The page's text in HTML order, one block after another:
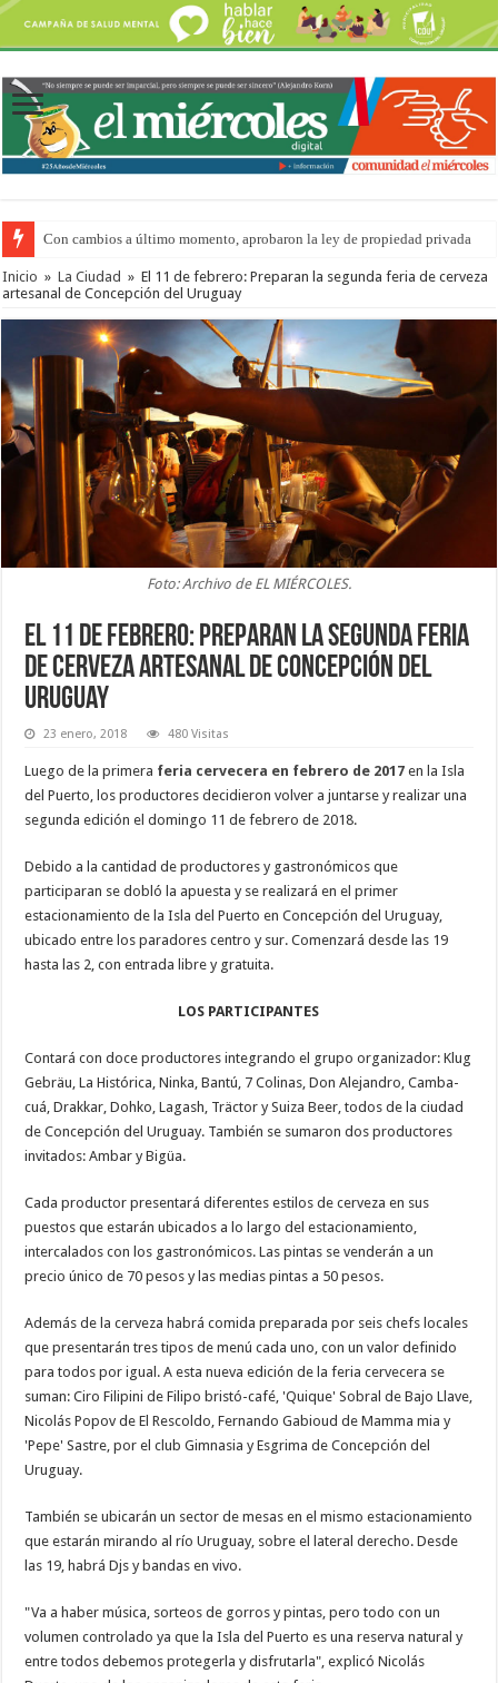
Con cambios a último momento, aprobaron la ley de propiedad privada
Inicio » La Ciudad » El 11 de febrero: Preparan la segunda feria de cerveza
artesanal de Concepción del Uruguay
Foto: Archivo de EL MIÉRCOLES.
El 11 de febrero: Preparan la segunda feria
de cerveza artesanal de Concepción del
Uruguay
23 enero, 2018 480 Visitas
Luego de la primera feria cervecera en febrero de 2017 en la Isla
del Puerto, los productores decidieron volver a juntarse y realizar una
segunda edición el domingo 11 de febrero de 2018.
Debido a la cantidad de productores y gastronómicos que
participaran se dobló la apuesta y se realizará en el primer
estacionamiento de la Isla del Puerto en Concepción del Uruguay,
ubicado entre los paradores centro y sur. Comenzará desde las 19
hasta las 2, con entrada libre y gratuita.
LOS PARTICIPANTES
Contará con doce productores integrando el grupo organizador: Klug
Gebräu, La Histórica, Ninka, Bantú, 7 Colinas, Don Alejandro, Camba-
cuá, Drakkar, Dohko, Lagash, Träctor y Suiza Beer, todos de la ciudad
de Concepción del Uruguay. También se sumaron dos productores
invitados: Ambar y Bigüa.
Cada productor presentará diferentes estilos de cerveza en sus
puestos que estarán ubicados a lo largo del estacionamiento,
intercalados con los gastronómicos. Las pintas se venderán a un
precio único de 70 pesos y las medias pintas a 50 pesos.
Además de la cerveza habrá comida preparada por seis chefs locales
que presentarán tres tipos de menú cada uno, con un valor definido
para todos por igual. A esta nueva edición de la feria cervecera se
suman: Ciro Filipini de Filipo bristó-café, 'Quique' Sobral de Bajo Llave,
Nicolás Popov de El Rescoldo, Fernando Gabioud de Mamma mia y
'Pepe' Sastre, por el club Gimnasia y Esgrima de Concepción del
Uruguay.
También se ubicarán un sector de mesas en el mismo estacionamiento
que estarán mirando al río Uruguay, sobre el lateral derecho. Desde
las 19, habrá Djs y bandas en vivo.
"Va a haber música, sorteos de gorros y pintas, pero todo con un
volumen controlado ya que la Isla del Puerto es una reserva natural y
entre todos debemos protegerla y disfrutarla", explicó Nicolás